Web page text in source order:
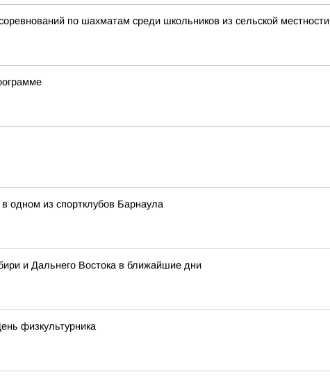
по шахматам среди школьников из сельской местности
из спортклубов Барнаула
и Дальнего Востока в ближайшие дни
физкультурника